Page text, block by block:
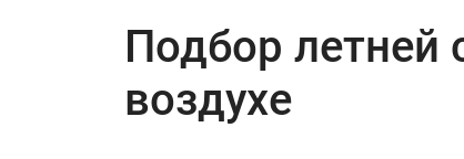
Подбор
воздухе